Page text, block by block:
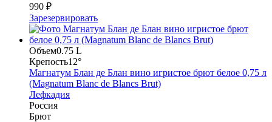
990 ₽
Зарезервировать
Объем0.75 L
Крепость12°
Магнатум Блан де Блан вино игристое брют белое 0,75 л
(Magnatum Blanc de Blancs Brut)
Лефкадия
Россия
Брют